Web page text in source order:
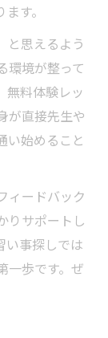
す。
と思えるよう
環境が整って
無料体験レッ
が直接先生や
い始めること
ィードバック
りサポートし
い事探しでは
一歩です。ぜ